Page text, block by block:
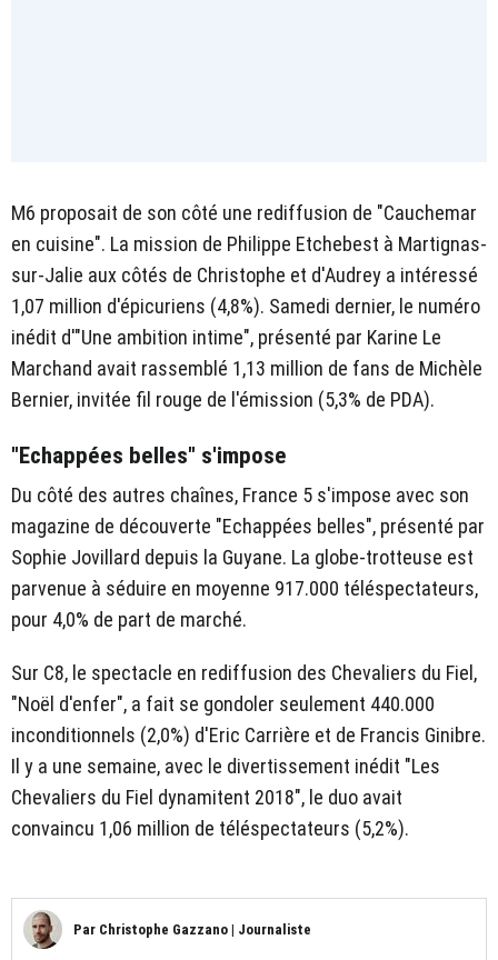
M6 proposait de son côté une rediffusion de "Cauchemar
en cuisine". La mission de Philippe Etchebest à Martignas-
sur-Jalie aux côtés de Christophe et d'Audrey a intéressé
1,07 million d'épicuriens (4,8%). Samedi dernier, le numéro
inédit d'"Une ambition intime", présenté par Karine Le
Marchand avait rassemblé 1,13 million de fans de Michèle
Bernier, invitée fil rouge de l'émission (5,3% de PDA).
"Echappées belles" s'impose
Du côté des autres chaînes, France 5 s'impose avec son
magazine de découverte "Echappées belles", présenté par
Sophie Jovillard depuis la Guyane. La globe-trotteuse est
parvenue à séduire en moyenne 917.000 téléspectateurs,
pour 4,0% de part de marché.
Sur C8, le spectacle en rediffusion des Chevaliers du Fiel,
"Noël d'enfer", a fait se gondoler seulement 440.000
inconditionnels (2,0%) d'Eric Carrière et de Francis Ginibre.
Il y a une semaine, avec le divertissement inédit "Les
Chevaliers du Fiel dynamitent 2018", le duo avait
convaincu 1,06 million de téléspectateurs (5,2%).
Par Christophe Gazzano | Journaliste